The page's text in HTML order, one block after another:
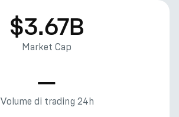
$3.67B
Market Cap
—
Volume di trading 24h